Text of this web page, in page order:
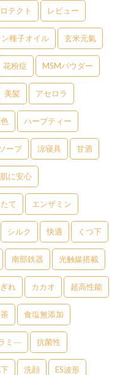
テクト レビュー
種子オイル 玄米元氣
花粉症 MSMパウダー
美髪 アセロラ
ハーブティー
ープ 涼寝具 甘酒
肌に安心
て エンザミン
シルク 快適 くつ下
南部鉄器 光触媒搭載
れ カカオ 超高性能
食塩無添加
ミ― 抗菌性
洗顔 ES波形